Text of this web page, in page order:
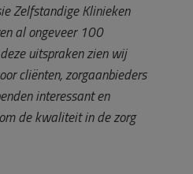
Zelfstandige Klinieken
al ongeveer 100
uitspraken zien wij
cliënten, zorgaanbieders
interessant en
de kwaliteit in de zorg